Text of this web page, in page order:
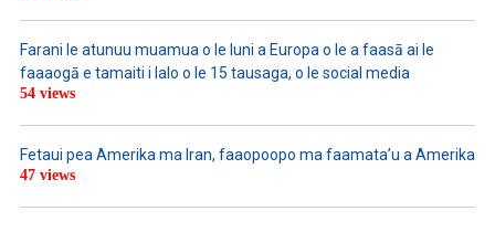
Farani le atunuu muamua o le Iuni a Europa o le a faasā ai le
faaaogā e tamaiti i lalo o le 15 tausaga, o le social media
54 views
Fetaui pea Amerika ma Iran, faaopoopo ma faamata’u a Amerika
47 views